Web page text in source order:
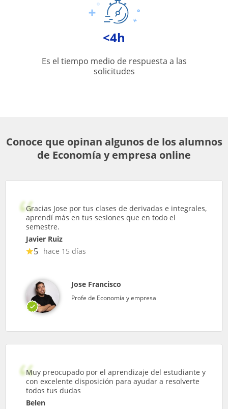
<4h
Es el tiempo medio de respuesta a las
solicitudes
Conoce que opinan algunos de los alumnos
de Economía y empresa online
Gracias Jose por tus clases de derivadas e integrales,
aprendí más en tus sesiones que en todo el
semestre.
Javier Ruiz
5 hace 15 días
Jose Francisco
Profe de Economía y empresa
Muy preocupado por el aprendizaje del estudiante y
con excelente disposición para ayudar a resolverte
todos tus dudas
Belen